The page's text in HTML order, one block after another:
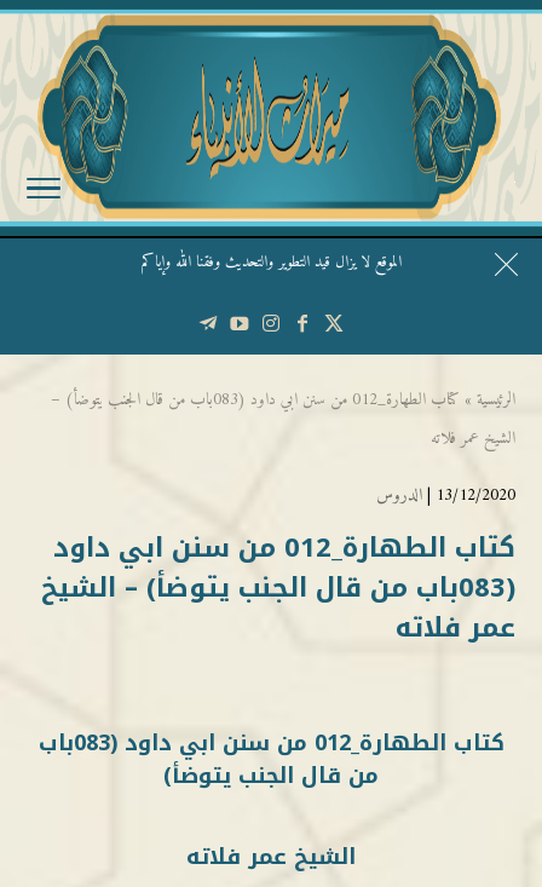
الموقع لا يزال قيد التطوير والتحديث وفقنا الله وإياكم
قال الشيخ ربيع وفقه الله: نحن ليس عندنا تقديس الأشخاص
الرئيسية »
كتاب الطهارة_012 من سنن ابي داود (083باب من قال الجنب يتوضأ) –
الشيخ عمر فلاته
13/12/2020 | الدروس
كتاب الطهارة_012 من سنن ابي داود
(083باب من قال الجنب يتوضأ) – الشيخ
عمر فلاته
كتاب الطهارة_012 من سنن ابي داود (083باب
من قال الجنب يتوضأ)
الشيخ عمر فلاته